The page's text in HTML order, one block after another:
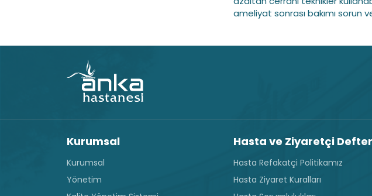
ameliyat sonrası bakımı sorun
Kurumsal
Kurumsal
Yönetim
Hasta ve Ziyaretçi
Hasta Refakatçi Politikamız
Hasta Ziyaret Kuralları